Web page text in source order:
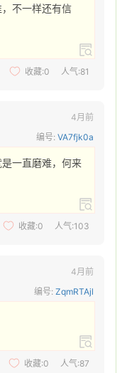
不一样还有信
收藏:0 人气:81
4月前
编号:VA7fjk0a
一直磨难，何来
收藏:0 人气:103
4月前
编号:ZqmRTAjl
收藏:0 人气:87